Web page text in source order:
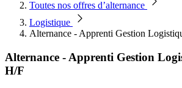
Toutes nos offres d’alternance
Logistique
Alternance - Apprenti Gestion
Alternance - Apprenti Gestion
H/F